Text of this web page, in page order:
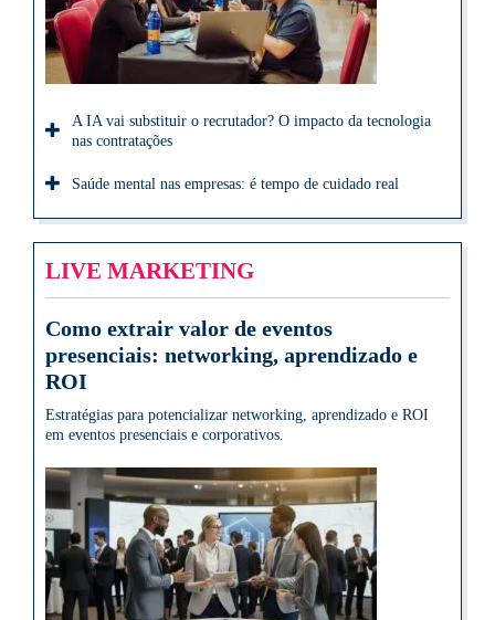
A IA vai substituir o recrutador? O impacto da tecnologia
nas contratações
Saúde mental nas empresas: é tempo de cuidado real
LIVE MARKETING
Como extrair valor de eventos
presenciais: networking, aprendizado e
ROI
Estratégias para potencializar networking, aprendizado e ROI
em eventos presenciais e corporativos.